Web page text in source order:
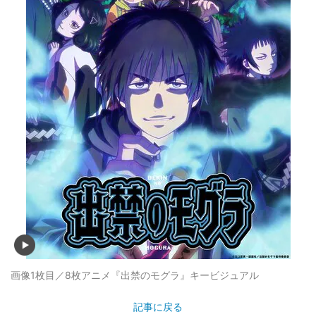
画像1枚目／8枚アニメ『出禁のモグラ』キービジュアル
記事に戻る